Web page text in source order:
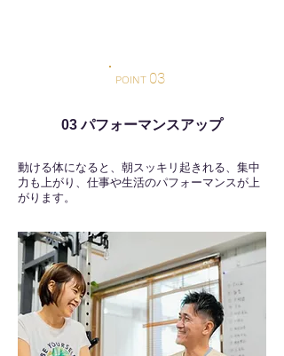
03
POINT
03 パフォーマンスアップ
動ける体になると、朝スッキリ起きれる、集中
力も上がり、仕事や生活のパフォーマンスが上
がります。